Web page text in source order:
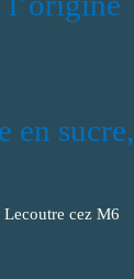
en sucre,
cez M6